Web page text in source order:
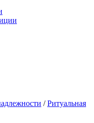
/ Ритуальная